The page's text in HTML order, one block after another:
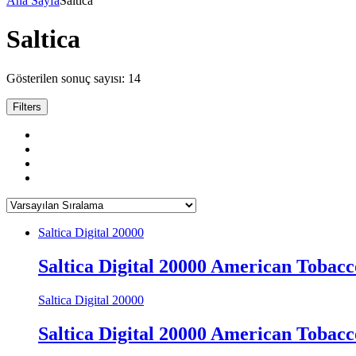
Saltica
Gösterilen sonuç sayısı: 14
Filters
Saltica Digital 20000
Saltica Digital 20000 American
Saltica Digital 20000
Saltica Digital 20000 American